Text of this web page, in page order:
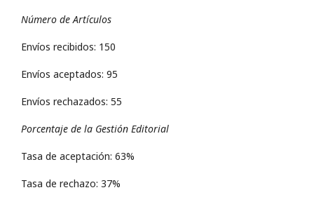
Número de Artículos
Envíos recibidos: 150
Envíos aceptados: 95
Envíos rechazados: 55
Porcentaje de la Gestión Editorial
Tasa de aceptación: 63%
Tasa de rechazo: 37%